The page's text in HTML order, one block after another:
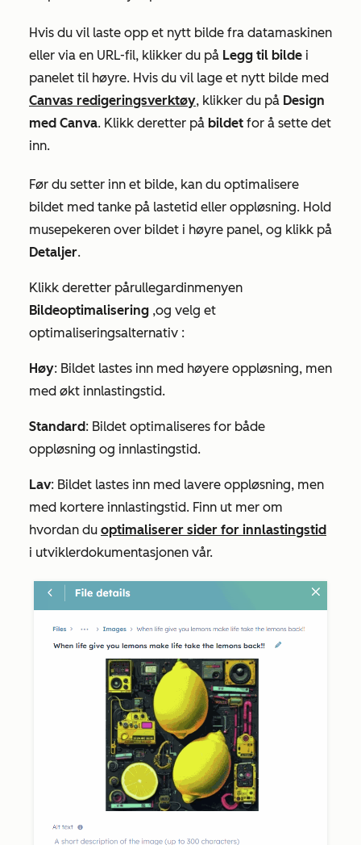
Hvis du vil laste opp et nytt bilde fra datamaskinen
eller via en URL-fil, klikker du på Legg til bilde i
panelet til høyre. Hvis du vil lage et nytt bilde med
Canvas redigeringsverktøy, klikker du på Design
med Canva. Klikk deretter på bildet for å sette det
inn.
Før du setter inn et bilde, kan du optimalisere
bildet med tanke på lastetid eller oppløsning. Hold
musepekeren over bildet i høyre panel, og klikk på
Detaljer.
Klikk deretter pårullegardinmenyen
Bildeoptimalisering ,og velg et
optimaliseringsalternativ :
Høy: Bildet lastes inn med høyere oppløsning, men
med økt innlastingstid.
Standard: Bildet optimaliseres for både
oppløsning og innlastingstid.
Lav: Bildet lastes inn med lavere oppløsning, men
med kortere innlastingstid. Finn ut mer om
hvordan du optimaliserer sider for innlastingstid
i utviklerdokumentasjonen vår.